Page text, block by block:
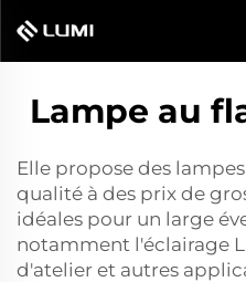
Lampe au
Elle propose des
qualité à des prix de
idéales pour un large
notamment l'éclairage
d'atelier et autres